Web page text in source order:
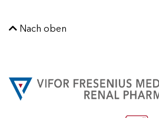
Nach oben